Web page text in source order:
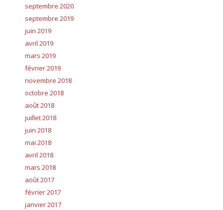
septembre 2020
septembre 2019
juin 2019
avril 2019
mars 2019
février 2019
novembre 2018
octobre 2018
août 2018
juillet 2018
juin 2018
mai 2018
avril 2018
mars 2018
août 2017
février 2017
janvier 2017